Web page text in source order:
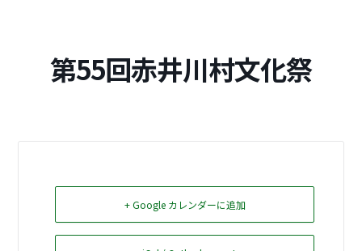
観光・イベント情報
Select Language▼
第55回赤井川村文化祭
+ Google カレンダーに追加